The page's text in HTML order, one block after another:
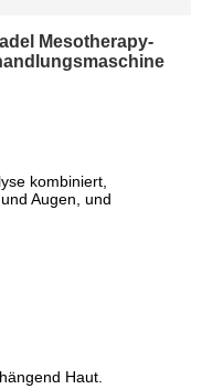
Mesotherapy-
kombiniert,
Augen, und
Haut.